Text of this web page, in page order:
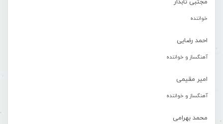
مجتبی تابدار
خواننده
احمد رضایی
آهنگساز و خواننده
امیر مقیمی
آهنگساز و خواننده
محمد بهرامی